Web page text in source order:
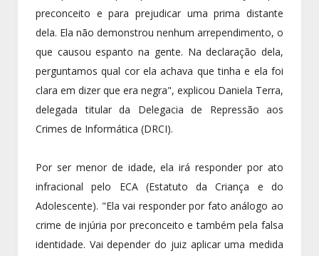
preconceito e para prejudicar uma prima distante
dela. Ela não demonstrou nenhum arrependimento, o
que causou espanto na gente. Na declaração dela,
perguntamos qual cor ela achava que tinha e ela foi
clara em dizer que era negra", explicou Daniela Terra,
delegada titular da Delegacia de Repressão aos
Crimes de Informática (DRCI).
Por ser menor de idade, ela irá responder por ato
infracional pelo ECA (Estatuto da Criança e do
Adolescente). "Ela vai responder por fato análogo ao
crime de injúria por preconceito e também pela falsa
identidade. Vai depender do juiz aplicar uma medida